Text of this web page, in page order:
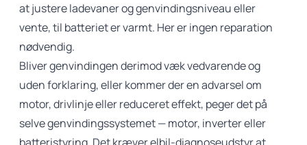
at justere ladevaner og genvindingsniveau eller
vente, til batteriet er varmt. Her er ingen reparation
nødvendig.
Bliver genvindingen derimod væk vedvarende og
uden forklaring, eller kommer der en advarsel om
motor, drivlinje eller reduceret effekt, peger det på
selve genvindingssystemet — motor, inverter eller